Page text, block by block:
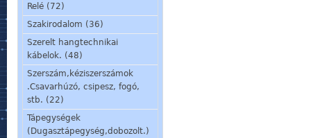
Relé (72)
Szakirodalom (36)
Szerelt hangtechnikai
kábelok. (48)
Szerszám,kéziszerszámok
.Csavarhúzó, csipesz, fogó,
stb. (22)
Tápegységek
(Dugasztápegység,dobozolt.)